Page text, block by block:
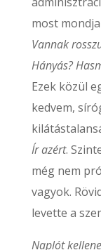
most
Vannak
Hányás?
Ezek közül
kedvem,
Ír azért.
még nem
vagyok.
levette a
Naplót